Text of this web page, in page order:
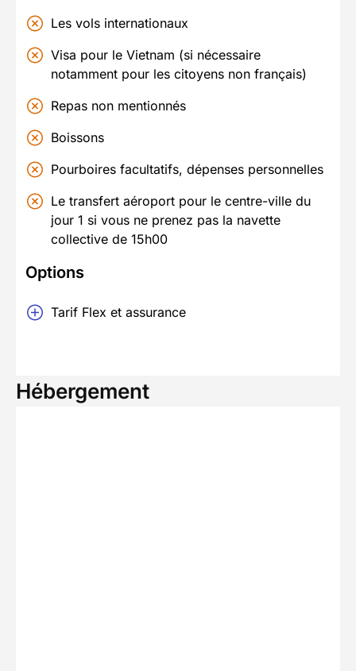
Les vols internationaux
Visa pour le Vietnam (si nécessaire
notamment pour les citoyens non français)
Repas non mentionnés
Boissons
Pourboires facultatifs, dépenses personnelles
Le transfert aéroport pour le centre-ville du
jour 1 si vous ne prenez pas la navette
collective de 15h00
Options
Tarif Flex et assurance
Hébergement